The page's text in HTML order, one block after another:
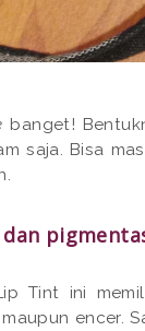
banget!
saja. Bisa
Tint ini
encer.